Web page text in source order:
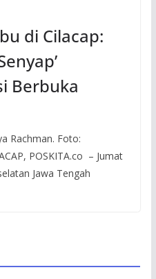
di Cilacap:
Berbuka
Rachman. Foto:
POSKITA.co – Jumat
Jawa Tengah